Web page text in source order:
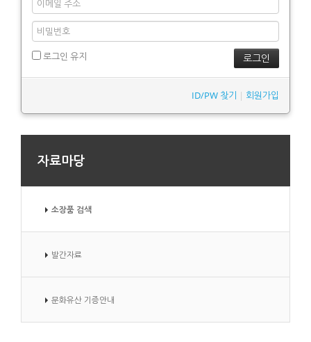
로그인 유지
ID/PW 찾기 | 회원가입
자료마당
소장품 검색
발간자료
문화유산 기증안내